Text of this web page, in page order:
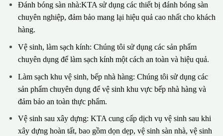
Đánh bóng sàn nhà:KTA sử dụng các thiết bị đánh bóng sàn
chuyên nghiệp, đảm bảo mang lại hiệu quả cao nhất cho khách
hàng.
Vệ sinh, làm sạch kính: Chúng tôi sử dụng các sản phẩm
chuyên dụng để làm sạch kính một cách an toàn và hiệu quả.
Làm sạch khu vệ sinh, bếp nhà hàng: Chúng tôi sử dụng các
sản phẩm chuyên dụng để vệ sinh khu vực bếp nhà hàng và
đảm bảo an toàn thực phẩm.
Vệ sinh sau xây dựng: KTA cung cấp dịch vụ vệ sinh sau khi
xây dựng hoàn tất, bao gồm dọn dẹp, vệ sinh sàn nhà, vệ sinh